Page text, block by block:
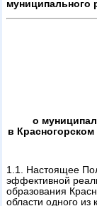
о
в
1.1. Настоящее
эффективной
образования
области одного из